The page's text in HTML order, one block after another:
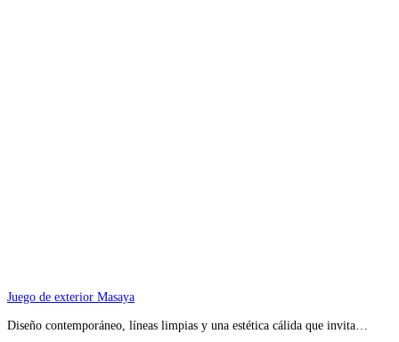
Juego de exterior Masaya
Diseño contemporáneo, líneas limpias y una estética cálida que invita…